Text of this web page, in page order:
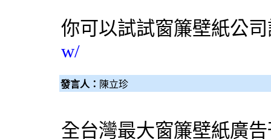
你可以試試窗簾壁紙公
w/
發言人： 陳立珍
全台灣最大窗簾壁紙廣